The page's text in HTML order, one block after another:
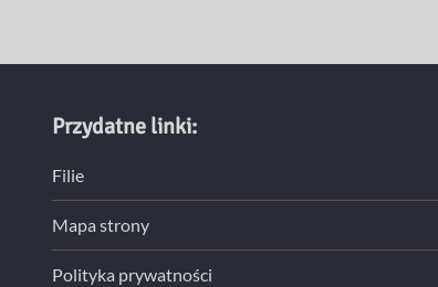
Przydatne linki:
Filie
Mapa strony
Polityka prywatności